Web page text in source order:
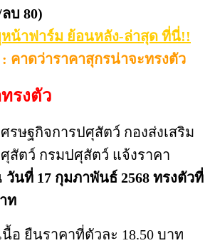
บ 80)
น้าฟาร์ม ย้อนหลัง-ล่าสุด ที่นี่!!
คาดว่าราคาสุกรน่าจะทรงตัว
รงตัว
กิจการปศุสัตว์ กองส่งเสริม
สัตว์ กรมปศุสัตว์ แจ้งราคา
วันที่ 17 กุมภาพันธ์ 2568 ทรงตัวที่
ท
ยืนราคาที่ตัวละ 18.50 บาท